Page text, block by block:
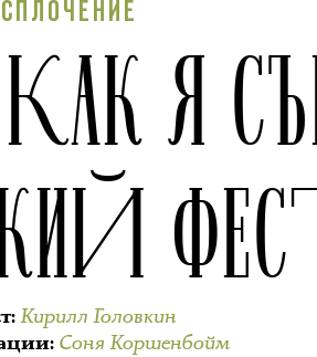
СПЛОЧЕНИЕ
КАК Я
:Кирилл Головкин
: Соня Коршенбойм